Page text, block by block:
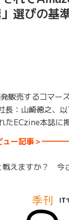
選びの
販売するコマー
長：山崎徳之、
ECzine本誌に
ビュー記
えますか？ 今